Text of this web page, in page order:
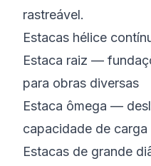
rastreável.
Estacas hélice
Estaca raiz —
para obras diversas
Estaca ômega —
capacidade de carga
Estacas de grande